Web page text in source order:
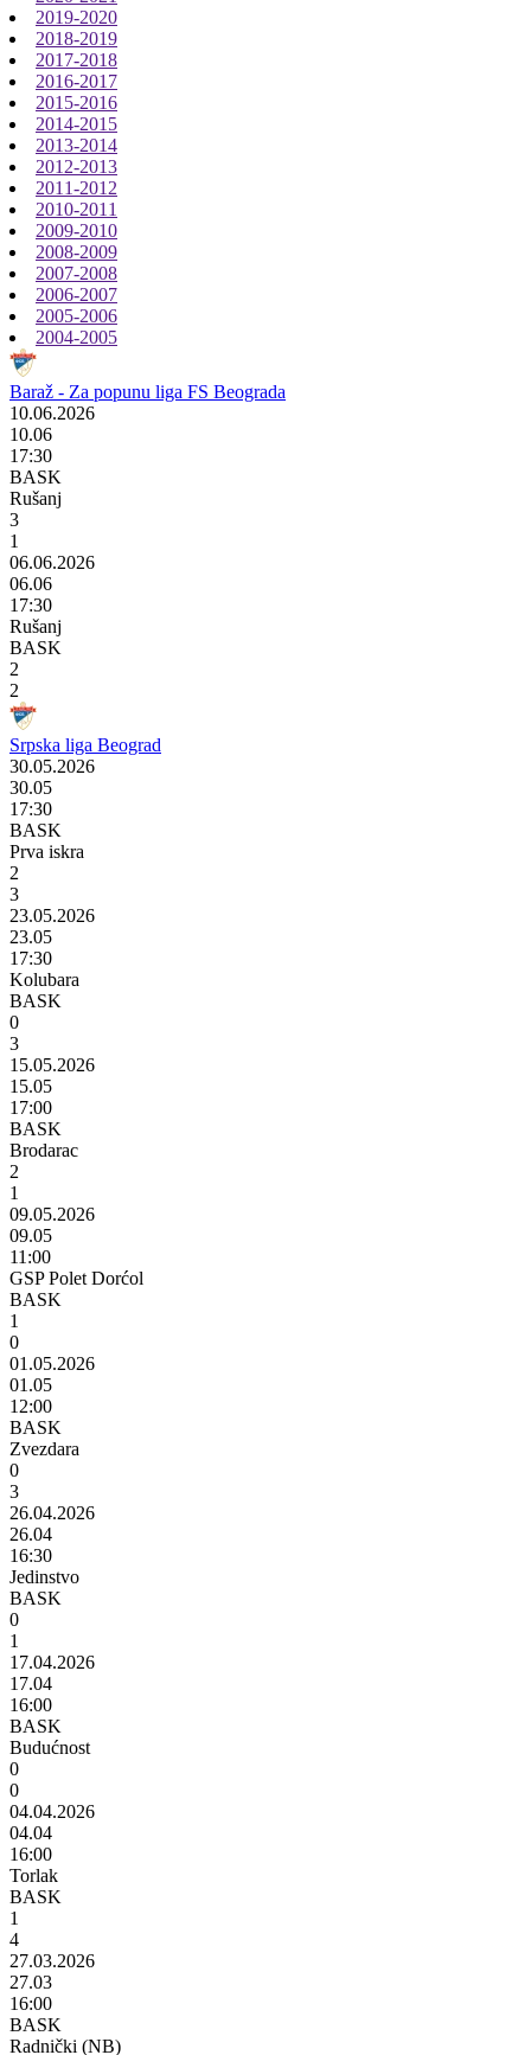
2019-2020
2018-2019
2017-2018
2016-2017
2015-2016
2014-2015
2013-2014
2012-2013
2011-2012
2010-2011
2009-2010
2008-2009
2007-2008
2006-2007
2005-2006
2004-2005
Baraž - Za popunu liga FS Beograda
10.06.2026
10.06
17:30
BASK
Rušanj
3
1
06.06.2026
06.06
17:30
Rušanj
BASK
2
2
Srpska liga Beograd
30.05.2026
30.05
17:30
BASK
Prva iskra
2
3
23.05.2026
23.05
17:30
Kolubara
BASK
0
3
15.05.2026
15.05
17:00
BASK
Brodarac
2
1
09.05.2026
09.05
11:00
GSP Polet Dorćol
BASK
1
0
01.05.2026
01.05
12:00
BASK
Zvezdara
0
3
26.04.2026
26.04
16:30
Jedinstvo
BASK
0
1
17.04.2026
17.04
16:00
BASK
Budućnost
0
0
04.04.2026
04.04
16:00
Torlak
BASK
1
4
27.03.2026
27.03
16:00
BASK
Radnički (NB)